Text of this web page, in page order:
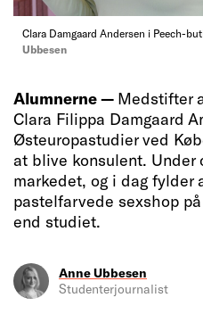
Clara Damgaard Andersen i Peech-
Ubbesen
Alumnerne — Medstifter
Clara Filippa Damgaard
Østeuropastudier ved
at blive konsulent. Under
markedet, og i dag fylder
pastelfarvede sexshop
end studiet.
Anne Ubbesen
Studenterjournalist